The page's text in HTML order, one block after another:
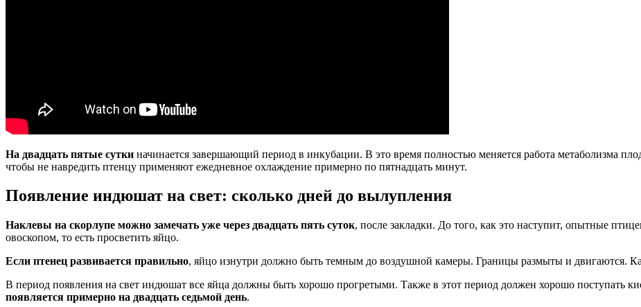
На двадцать пятые сутки начинается завершающий период в инкубации. В это время полностью меняется работа метаболизма
чтобы не навредить птенцу применяют ежедневное охлаждение примерно по пятнадцать минут.
Появление индюшат на свет: сколько дней до вылупления
Наклевы на скорлупе можно замечать уже через двадцать пять суток, после закладки. До того, как это наступит, опытные
овоскопом, то есть просветить яйцо.
Если птенец развивается правильно, яйцо изнутри должно быть темным до воздушной камеры. Границы размыты и двигаются.
В период появления на свет индюшат все яйца должны быть хорошо прогретыми. Также в этот период должен хорошо поступать
появляется примерно на двадцать седьмой день.